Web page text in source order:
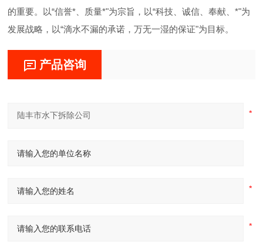
的重要。以“信誉*、质量*"为宗旨，以“科技、诚信、奉献、*"为
发展战略，以“滴水不漏的承诺，万无一湿的保证"为目标。
产品咨询